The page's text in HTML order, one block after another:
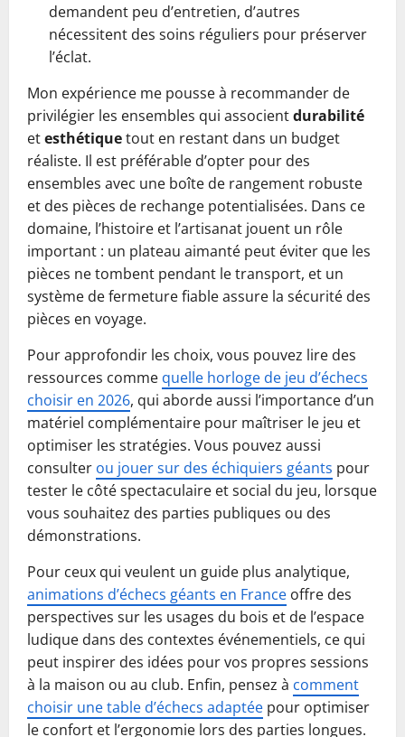
demandent peu d’entretien, d’autres
nécessitent des soins réguliers pour préserver
l’éclat.
Mon expérience me pousse à recommander de
privilégier les ensembles qui associentdurabilité
etesthétiquetout en restant dans un budget
réaliste. Il est préférable d’opter pour des
ensembles avec une boîte de rangement robuste
et des pièces de rechange potentialisées. Dans ce
domaine, l’histoire et l’artisanat jouent un rôle
important : un plateau aimanté peut éviter que les
pièces ne tombent pendant le transport, et un
système de fermeture fiable assure la sécurité des
pièces en voyage.
Pour approfondir les choix, vous pouvez lire des
ressources comme quelle horloge de jeu d’échecs
choisir en 2026, qui aborde aussi l’importance d’un
matériel complémentaire pour maîtriser le jeu et
optimiser les stratégies. Vous pouvez aussi
consulter ou jouer sur des échiquiers géants pour
tester le côté spectaculaire et social du jeu, lorsque
vous souhaitez des parties publiques ou des
démonstrations.
Pour ceux qui veulent un guide plus analytique,
animations d’échecs géants en France offre des
perspectives sur les usages du bois et de l’espace
ludique dans des contextes événementiels, ce qui
peut inspirer des idées pour vos propres sessions
à la maison ou au club. Enfin, pensez à comment
choisir une table d’échecs adaptée pour optimiser
le confort et l’ergonomie lors des parties longues.